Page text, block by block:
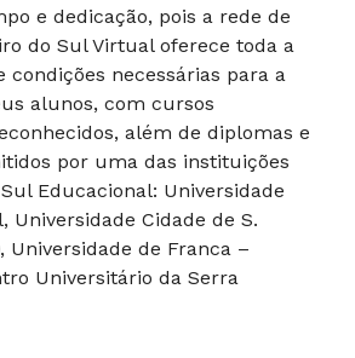
e dedicação, pois a rede de
do Sul Virtual oferece toda a
necessárias para a
alunos, com cursos
além de diplomas e
por uma das instituições
Educacional: Universidade
Universidade Cidade de S.
Universidade de Franca –
Universitário da Serra